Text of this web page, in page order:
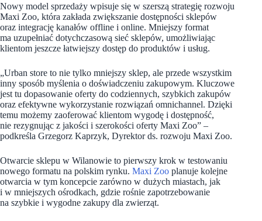
Nowy model sprzedaży wpisuje się w szerszą strategię rozwoju
Maxi Zoo, która zakłada zwiększanie dostępności sklepów
oraz integrację kanałów offline i online. Mniejszy format
ma uzupełniać dotychczasową sieć sklepów, umożliwiając
klientom jeszcze łatwiejszy dostęp do produktów i usług.
„Urban store to nie tylko mniejszy sklep, ale przede wszystkim
inny sposób myślenia o doświadczeniu zakupowym. Kluczowe
jest tu dopasowanie oferty do codziennych, szybkich zakupów
oraz efektywne wykorzystanie rozwiązań omnichannel. Dzięki
temu możemy zaoferować klientom wygodę i dostępność,
nie rezygnując z jakości i szerokości oferty Maxi Zoo” –
podkreśla Grzegorz Kaprzyk, Dyrektor ds. rozwoju Maxi Zoo.
Otwarcie sklepu w Wilanowie to pierwszy krok w testowaniu
nowego formatu na polskim rynku. Maxi Zoo planuje kolejne
otwarcia w tym koncepcie zarówno w dużych miastach, jak
i w mniejszych ośrodkach, gdzie rośnie zapotrzebowanie
na szybkie i wygodne zakupy dla zwierząt.